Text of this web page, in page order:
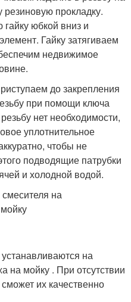
резиновую прокладку.
юбкой вниз и
Гайку затягиваем
недвижимое
до закрепления
при помощи ключа
нет необходимости,
уплотнительное
чтобы не
подводящие патрубки
и холодной водой.
на
на мойку . При отсутствии
их качественно